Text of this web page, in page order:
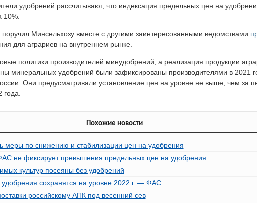
удобрений рассчитывают, что индексация предельных цен на
10%.
Минсельхозу вместе с другими заинтересованными ведомствами
для аграриев на внутреннем рынке.
политики производителей минудобрений, а реализация продукции
минеральных удобрений были зафиксированы производителями в 2021
Они предусматривали установление цен на уровне не выше, чем за
Похожие новости
меры по снижению и стабилизации цен на удобрения
не фиксирует превышения предельных цен на удобрения
культур посеяны без удобрений
сохранятся на уровне 2022 г. — ФАС
российскому АПК под весенний сев